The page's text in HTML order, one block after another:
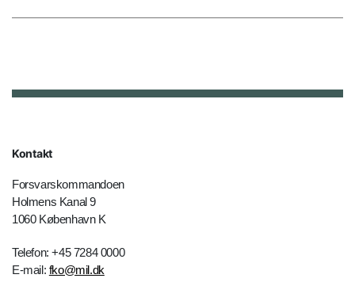
Kontakt
Forsvarskommandoen
Holmens Kanal 9
1060 København K
Telefon: +45 7284 0000
E-mail: fko@mil.dk